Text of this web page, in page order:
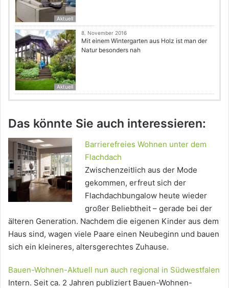
Aktuell
Aktuell
8. November 2016
Mit einem Wintergarten aus Holz ist man der
Natur besonders nah
Das könnte Sie auch interessieren:
Barrierefreies Wohnen unter dem
Flachdach
Zwischenzeitlich aus der Mode
gekommen, erfreut sich der
Flachdachbungalow heute wieder
großer Beliebtheit – gerade bei der
älteren Generation. Nachdem die eigenen Kinder aus dem
Haus sind, wagen viele Paare einen Neubeginn und bauen
sich ein kleineres, altersgerechtes Zuhause.
Bauen-Wohnen-Aktuell nun auch regional in Südwestfalen
Intern. Seit ca. 2 Jahren publiziert Bauen-Wohnen-